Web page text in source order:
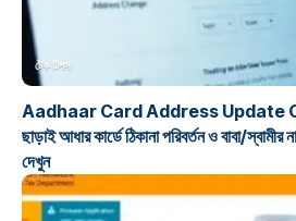
টেক টিপস
Aadhaar Card Address Update
ছাড়াই আধার কার্ডে ঠিকানা পরিবর্তন ও বাবা/
দেখুন